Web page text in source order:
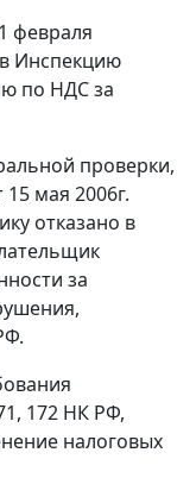
февраля
Инспекцию
по НДС за
проверки,
мая 2006г.
отказано в
за
, 172 НК РФ,
налоговых